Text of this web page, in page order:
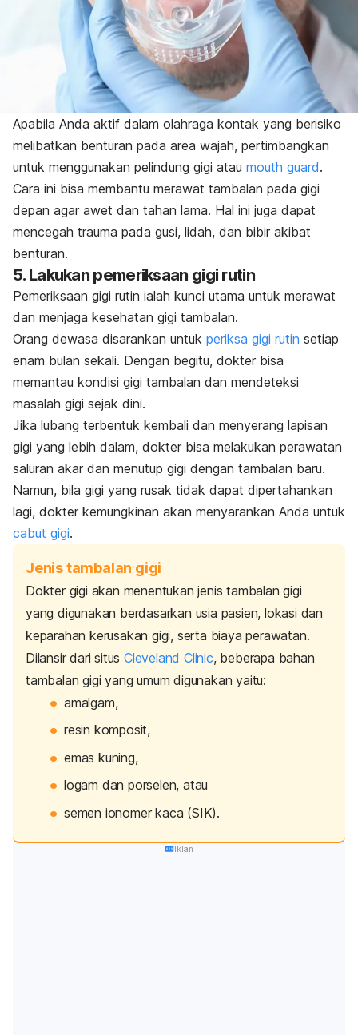
Apabila Anda aktif dalam olahraga kontak yang berisiko
melibatkan benturan pada area wajah, pertimbangkan
untuk menggunakan pelindung gigi atau mouth guard.
Cara ini bisa membantu merawat tambalan pada gigi
depan agar awet dan tahan lama. Hal ini juga dapat
mencegah trauma pada gusi, lidah, dan bibir akibat
benturan.
5. Lakukan pemeriksaan gigi rutin
Pemeriksaan gigi rutin ialah kunci utama untuk merawat
dan menjaga kesehatan gigi tambalan.
Orang dewasa disarankan untuk periksa gigi rutin setiap
enam bulan sekali. Dengan begitu, dokter bisa
memantau kondisi gigi tambalan dan mendeteksi
masalah gigi sejak dini.
Jika lubang terbentuk kembali dan menyerang lapisan
gigi yang lebih dalam, dokter bisa melakukan perawatan
saluran akar dan menutup gigi dengan tambalan baru.
Namun, bila gigi yang rusak tidak dapat dipertahankan
lagi, dokter kemungkinan akan menyarankan Anda untuk
cabut gigi.
Jenis tambalan gigi
Dokter gigi akan menentukan jenis tambalan gigi
yang digunakan berdasarkan usia pasien, lokasi dan
keparahan kerusakan gigi, serta biaya perawatan.
Dilansir dari situsCleveland Clinic, beberapa bahan
tambalan gigi yang umum digunakan yaitu:
amalgam,
resin komposit,
emas kuning,
logam dan porselen, atau
semen ionomer kaca (SIK).
Iklan